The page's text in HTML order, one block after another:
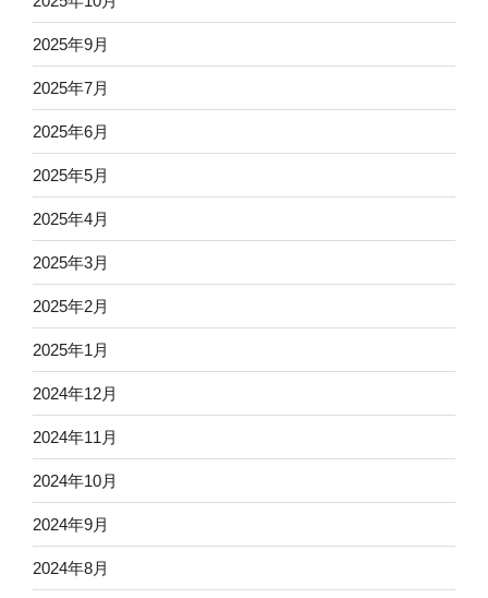
2025年9月
2025年7月
2025年6月
2025年5月
2025年4月
2025年3月
2025年2月
2025年1月
2024年12月
2024年11月
2024年10月
2024年9月
2024年8月